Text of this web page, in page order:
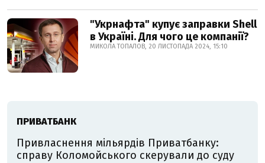
"Укрнафта" купує заправки Shell
в Україні. Для чого це компанії?
МИКОЛА ТОПАЛОВ, 20 ЛИСТОПАДА 2024, 15:10
ПРИВАТБАНК
Привласнення мільярдів Приватбанку:
справу Коломойського скерували до суду